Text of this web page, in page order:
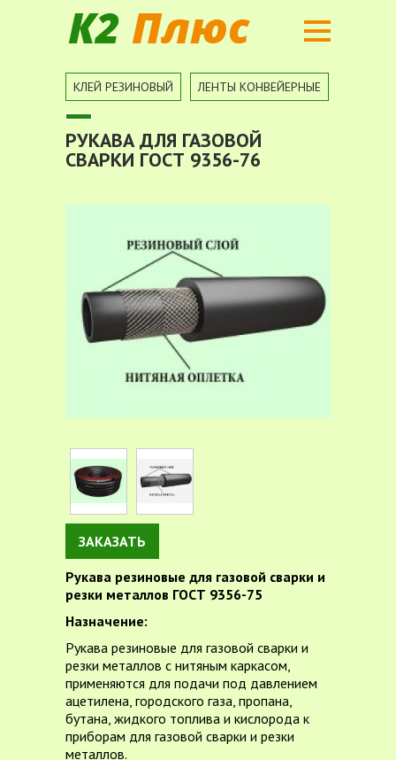
КЛЕЙ РЕЗИНОВЫЙ ЛЕНТЫ КОНВЕЙЕРНЫЕ
РУКАВА ДЛЯ ГАЗОВОЙ
СВАРКИ ГОСТ 9356-76
ЗАКАЗАТЬ
Рукава резиновые для газовой сварки и
резки металлов ГОСТ 9356-75
Назначение:
Рукава резиновые для газовой сварки и
резки металлов с нитяным каркасом,
применяются для подачи под давлением
ацетилена, городского газа, пропана,
бутана, жидкого топлива и кислорода к
приборам для газовой сварки и резки
металлов.